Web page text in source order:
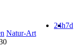
7d
24h
Natur-Art